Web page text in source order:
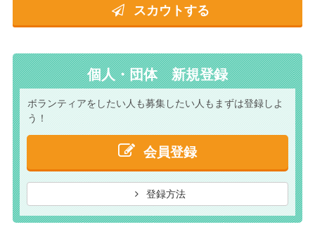
スカウトする
個人・団体 新規登録
ボランティアをしたい人も募集したい人もまずは登録しよ
う！
会員登録
登録方法